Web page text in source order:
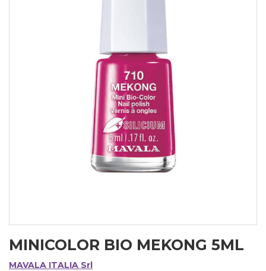
MINICOLOR BIO MEKONG 5ML
MAVALA ITALIA Srl